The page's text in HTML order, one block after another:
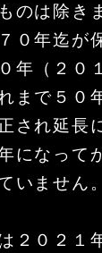
のは除き
０年迄が
年（２０
まで５０
され延長
になって
いません。
２０２１